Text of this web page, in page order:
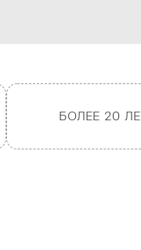
БОЛЕЕ 20